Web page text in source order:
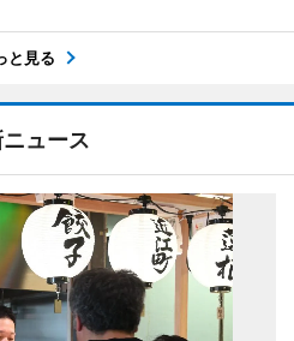
と見る
ュース